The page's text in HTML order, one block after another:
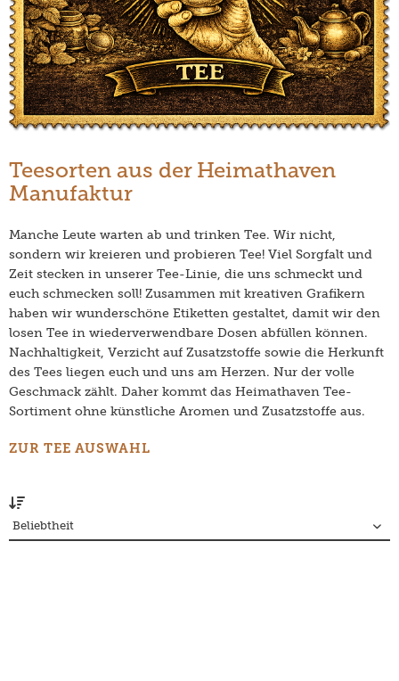
Teesorten aus der Heimathaven
Manufaktur
Manche Leute warten ab und trinken Tee. Wir nicht,
sondern wir kreieren und probieren Tee! Viel Sorgfalt und
Zeit stecken in unserer Tee-Linie, die uns schmeckt und
euch schmecken soll! Zusammen mit kreativen Grafikern
haben wir wunderschöne Etiketten gestaltet, damit wir den
losen Tee in wiederverwendbare Dosen abfüllen können.
Nachhaltigkeit, Verzicht auf Zusatzstoffe sowie die Herkunft
des Tees liegen euch und uns am Herzen. Nur der volle
Geschmack zählt. Daher kommt das Heimathaven Tee-
Sortiment ohne künstliche Aromen und Zusatzstoffe aus.
ZUR TEE AUSWAHL